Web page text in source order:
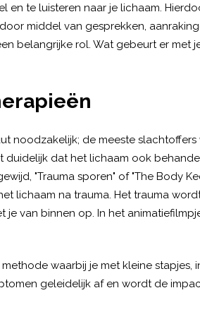
en te luisteren naar je lichaam.
middel van gesprekken,
belangrijke rol. Wat gebeurt er met
noodzakelijk; de meeste slachtoffers
duidelijk dat het lichaam ook
"Trauma sporen" of "The Body
lichaam na trauma. Het trauma
je van binnen op. In het
waarbij je met kleine
geleidelijk af en wordt de